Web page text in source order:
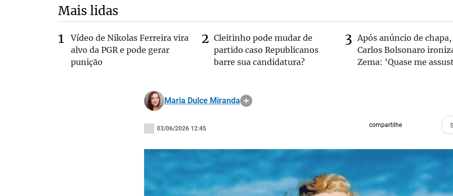
Mais lidas
Vídeo de Nikolas Ferreira vira
alvo da PGR e pode gerar
punição
Cleitinho pode mudar de
partido caso Republicanos
barre sua candidatura?
Após anúncio de chapa,
Carlos Bolsonaro
Zema: 'Quase me
Maria Dulce Miranda
03/06/2026 12:45 compartilhe